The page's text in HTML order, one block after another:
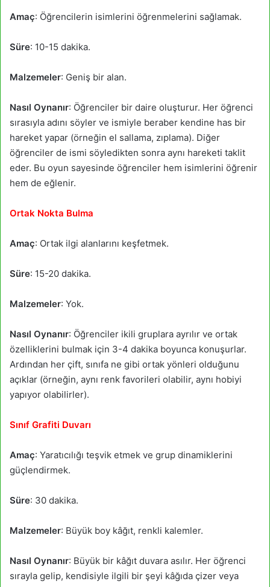
Amaç: Öğrencilerin isimlerini öğrenmelerini sağlamak.
Süre: 10-15 dakika.
Malzemeler: Geniş bir alan.
Nasıl Oynanır: Öğrenciler bir daire oluşturur. Her öğrenci
sırasıyla adını söyler ve ismiyle beraber kendine has bir
hareket yapar (örneğin el sallama, zıplama). Diğer
öğrenciler de ismi söyledikten sonra aynı hareketi taklit
eder. Bu oyun sayesinde öğrenciler hem isimlerini öğrenir
hem de eğlenir.
Ortak Nokta Bulma
Amaç: Ortak ilgi alanlarını keşfetmek.
Süre: 15-20 dakika.
Malzemeler: Yok.
Nasıl Oynanır: Öğrenciler ikili gruplara ayrılır ve ortak
özelliklerini bulmak için 3-4 dakika boyunca konuşurlar.
Ardından her çift, sınıfa ne gibi ortak yönleri olduğunu
açıklar (örneğin, aynı renk favorileri olabilir, aynı hobiyi
yapıyor olabilirler).
Sınıf Grafiti Duvarı
Amaç: Yaratıcılığı teşvik etmek ve grup dinamiklerini
güçlendirmek.
Süre: 30 dakika.
Malzemeler: Büyük boy kâğıt, renkli kalemler.
Nasıl Oynanır: Büyük bir kâğıt duvara asılır. Her öğrenci
sırayla gelip, kendisiyle ilgili bir şeyi kâğıda çizer veya